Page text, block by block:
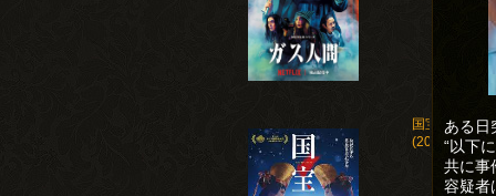
国宝
(2025)
ある日
“以下
共に事
容疑者